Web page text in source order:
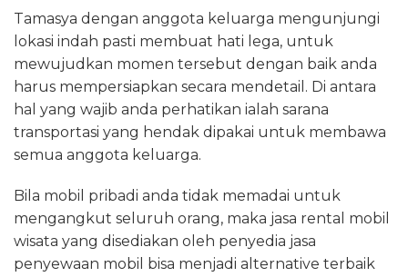
Tamasya dengan anggota keluarga mengunjungi
lokasi indah pasti membuat hati lega, untuk
mewujudkan momen tersebut dengan baik anda
harus mempersiapkan secara mendetail. Di antara
hal yang wajib anda perhatikan ialah sarana
transportasi yang hendak dipakai untuk membawa
semua anggota keluarga.
Bila mobil pribadi anda tidak memadai untuk
mengangkut seluruh orang, maka jasa rental mobil
wisata yang disediakan oleh penyedia jasa
penyewaan mobil bisa menjadi alternative terbaik